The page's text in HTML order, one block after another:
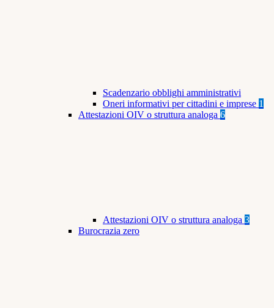
Scadenzario obblighi amministrativi
Oneri informativi per cittadini e imprese 1
Attestazioni OIV o struttura analoga 6
Attestazioni OIV o struttura analoga 3
Burocrazia zero